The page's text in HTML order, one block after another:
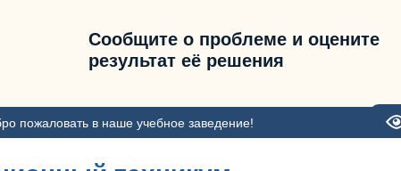
Сообщите о проблеме и оцените
результат её решения
пожаловать в наше учебное заведение!